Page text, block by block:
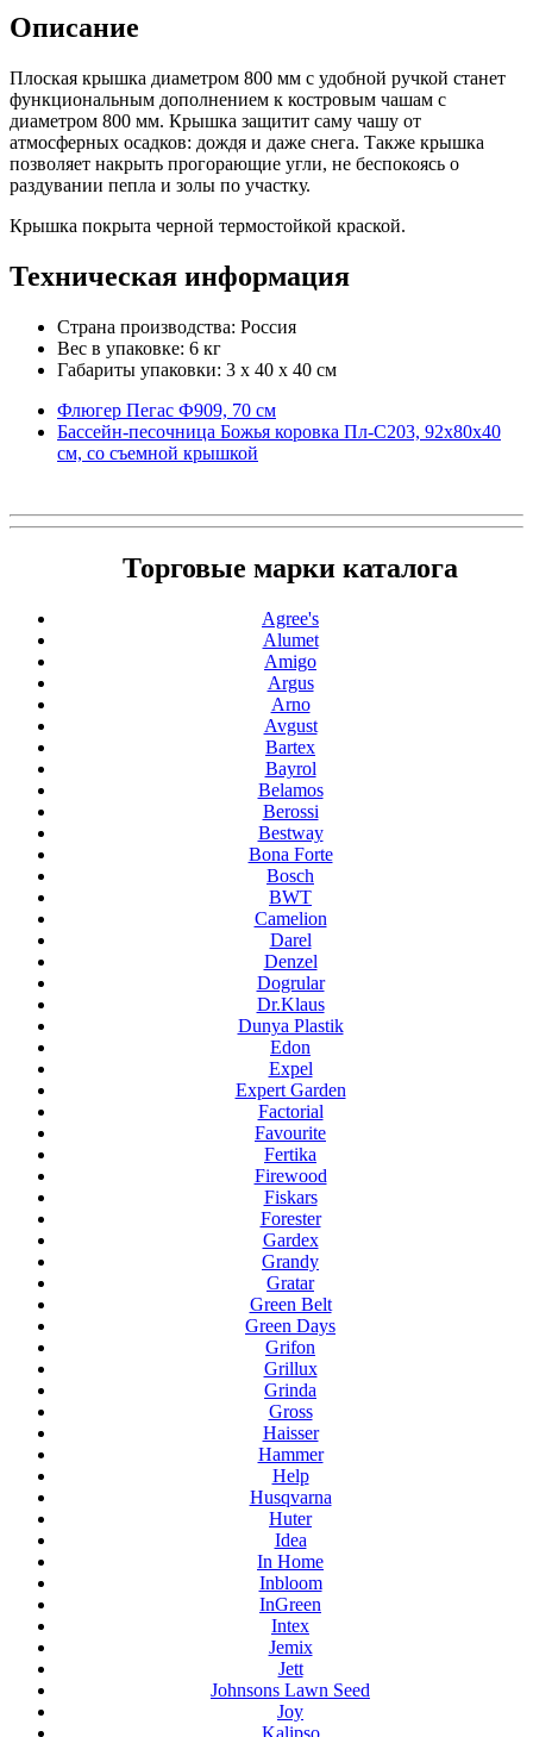
Описание
Плоская крышка диаметром 800 мм с удобной ручкой станет
функциональным дополнением к костровым чашам с
диаметром 800 мм. Крышка защитит саму чашу от
атмосферных осадков: дождя и даже снега. Также крышка
позволяет накрыть прогорающие угли, не беспокоясь о
раздувании пепла и золы по участку.
Крышка покрыта черной термостойкой краской.
Техническая информация
Страна производства: Россия
Вес в упаковке: 6 кг
Габариты упаковки: 3 x 40 x 40 см
Флюгер Пегас Ф909, 70 cм
Бассейн-песочница Божья коровка Пл-С203, 92х80х40
см, со съемной крышкой
Торговые марки каталога
Agree's
Alumet
Amigo
Argus
Arno
Avgust
Bartex
Bayrol
Belamos
Berossi
Bestway
Bona Forte
Bosch
BWT
Camelion
Darel
Denzel
Dogrular
Dr.Klaus
Dunya Plastik
Edon
Expel
Expert Garden
Factorial
Favourite
Fertika
Firewood
Fiskars
Forester
Gardex
Grandy
Gratar
Green Belt
Green Days
Grifon
Grillux
Grinda
Gross
Haisser
Hammer
Help
Husqvarna
Huter
Idea
In Home
Inbloom
InGreen
Intex
Jemix
Jett
Johnsons Lawn Seed
Joy
Kalipso